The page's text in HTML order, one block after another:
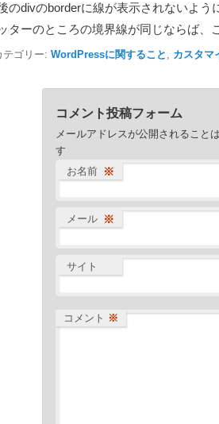
のdivのborderに線が表示されないよう
ターのところの境界線が同じならば、
テゴリー: WordPressに関すること , カスタマ
コメント投稿フォーム
メールアドレスが公開されること
す
お名前
※
メール ※
サイト
コメント ※